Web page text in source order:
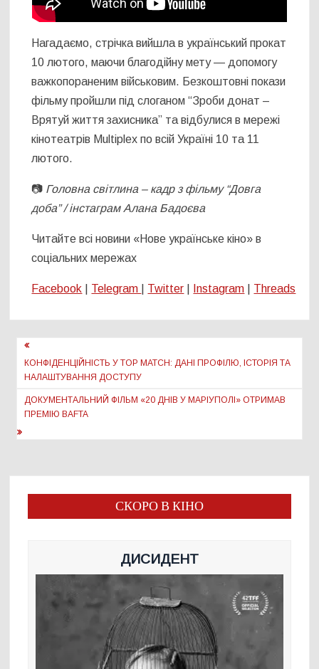
Нагадаємо, стрічка вийшла в український прокат
10 лютого, маючи благодійну мету — допомогу
важкопораненим військовим. Безкоштовні покази
фільму пройшли під слоганом “Зроби донат –
Врятуй життя захисника” та відбулися в мережі
кінотеатрів Multiplex по всій Україні 10 та 11
лютого.
📷 Головна світлина – кадр з фільму “Довга
доба” / інстаграм Алана Бадоєва
Читайте всі новини «Нове українське кіно» в
соціальних мережах
Facebook Telegram Twitter Instagram Threads
Навігація
записів
КОНФІДЕНЦІЙНІСТЬ У TOP MATCH: ДАНІ ПРОФІЛЮ, ІСТОРІЯ ТА
НАЛАШТУВАННЯ ДОСТУПУ
ДОКУМЕНТАЛЬНИЙ ФІЛЬМ «20 ДНІВ У МАРІУПОЛІ» ОТРИМАВ
ПРЕМІЮ BAFTA
СКОРО В КІНО
ДИСИДЕНТ